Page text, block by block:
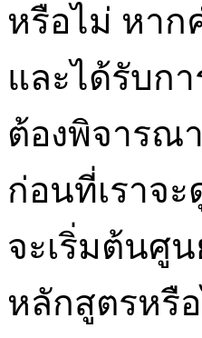
หรือไม่ หา
และได้รับก
ต้องพิจารณ
ก่อนที่เราจ
จะเริ่มต้นศู
หลักสูตรหรื